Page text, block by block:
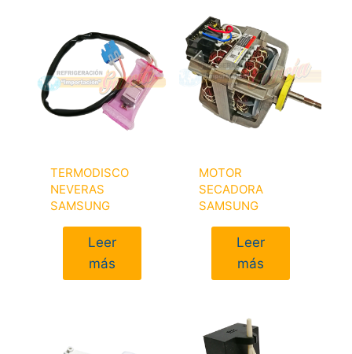
TERMODISCO
NEVERAS
SAMSUNG
Leer
más
MOTOR
SECADORA
SAMSUNG
Leer
más